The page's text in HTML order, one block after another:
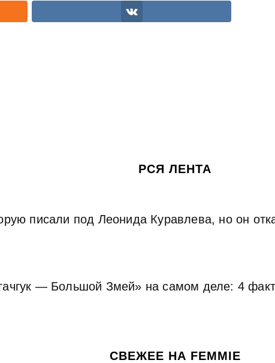
РСЯ ЛЕНТА
писали под Леонида Куравлева, но он
— Большой Змей» на самом деле: 4
СВЕЖЕЕ НА FEMMIE